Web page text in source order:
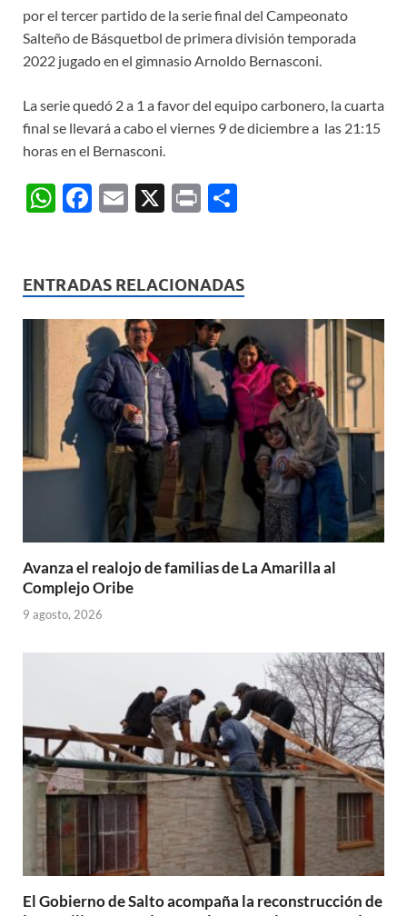
por el tercer partido de la serie final del Campeonato
Salteño de Básquetbol de primera división temporada
2022 jugado en el gimnasio Arnoldo Bernasconi.
La serie quedó 2 a 1 a favor del equipo carbonero, la cuarta
final se llevará a cabo el viernes 9 de diciembre a las 21:15
horas en el Bernasconi.
W
s
A
F
b
o
o
k
E
X
P
p
ar
ti
r
ENTRADAS RELACIONADAS
Avanza el realojo de familias de La Amarilla al
Complejo Oribe
9 agosto, 2026
El Gobierno de Salto acompaña la reconstrucción de